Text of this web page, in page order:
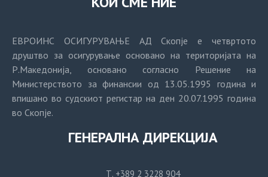
ЕВРОИНС ОСИГУРУВАЊЕ АД Скопје е четвртото
друштво за осигурување основано на територијата на
Р.Македонија, основано согласно Решение на
Министерството за финансии од 13.05.1995 година и
впишано во судскиот регистар на ден 20.07.1995 година
во Скопје.
ГЕНЕРАЛНА ДИРЕКЦИЈА
Т. +389 2 3228 904